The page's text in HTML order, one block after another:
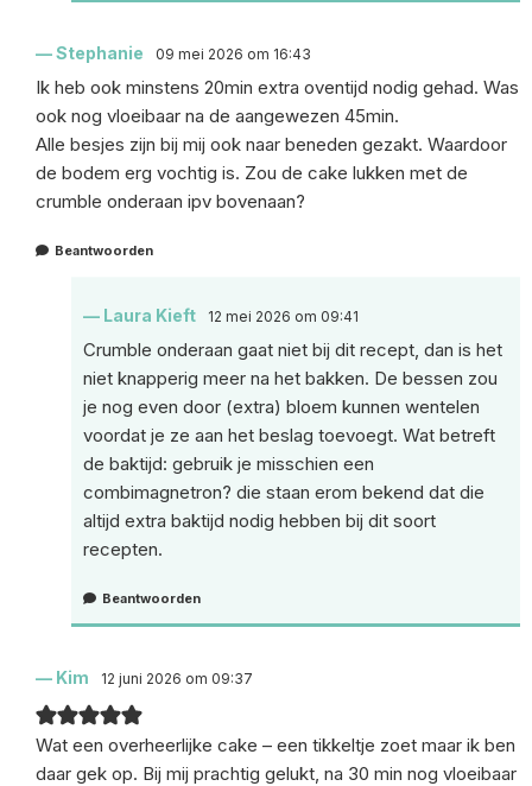
Stephanie 09 mei 2026 om 16:43
Ik heb ook minstens 20min extra oventijd nodig gehad. Was
ook nog vloeibaar na de aangewezen 45min.
Alle besjes zijn bij mij ook naar beneden gezakt. Waardoor
de bodem erg vochtig is. Zou de cake lukken met de
crumble onderaan ipv bovenaan?
Beantwoorden
Laura Kieft 12 mei 2026 om 09:41
Crumble onderaan gaat niet bij dit recept, dan is het
niet knapperig meer na het bakken. De bessen zou
je nog even door (extra) bloem kunnen wentelen
voordat je ze aan het beslag toevoegt. Wat betreft
de baktijd: gebruik je misschien een
combimagnetron? die staan erom bekend dat die
altijd extra baktijd nodig hebben bij dit soort
recepten.
Beantwoorden
Kim 12 juni 2026 om 09:37
Wat een overheerlijke cake – een tikkeltje zoet maar ik ben
daar gek op. Bij mij prachtig gelukt, na 30 min nog vloeibaar